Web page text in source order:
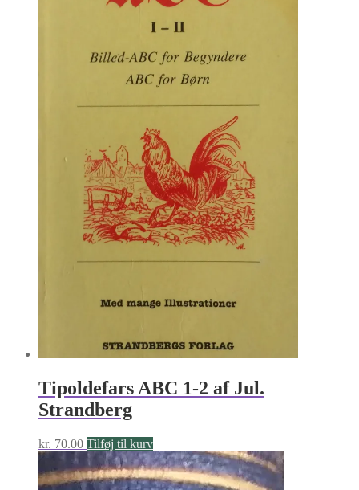
Tipoldefars ABC 1-2 af Jul.
Strandberg
kr. 70.00 Tilføj til kurv